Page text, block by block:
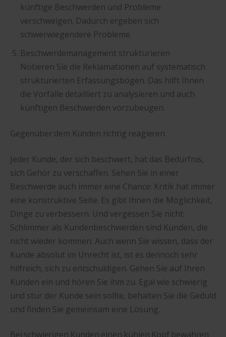
künftige Beschwerden und Probleme
verschweigen. Dadurch ergeben sich
schwerwiegendere Probleme.
Beschwerdemanagement strukturieren
Notieren Sie die Reklamationen auf systematisch
strukturierten Erfassungsbögen. Das hilft Ihnen
die Vorfälle detailliert zu analysieren und auch
künftigen Beschwerden vorzubeugen.
Gegenüber dem Kunden richtig reagieren
Jeder Kunde, der sich beschwert, hat das Bedürfnis,
sich Gehör zu verschaffen. Sehen Sie in einer
Beschwerde auch immer eine Chance: Kritik hat immer
eine konstruktive Seite. Es gibt Ihnen die Möglichkeit,
Dinge zu verbessern. Und vergessen Sie nicht:
Schlimmer als Kundenbeschwerden sind Kunden, die
nicht wieder kommen. Auch wenn Sie wissen, dass der
Kunde absolut im Unrecht ist, ist es dennoch sehr
hilfreich, sich zu entschuldigen. Gehen Sie auf Ihren
Kunden ein und hören Sie ihm zu. Egal wie schwierig
und stur der Kunde sein sollte, behalten Sie die Geduld
und finden Sie gemeinsam eine Lösung.
Bei schwierigen Kunden einen kühlen Kopf bewahren